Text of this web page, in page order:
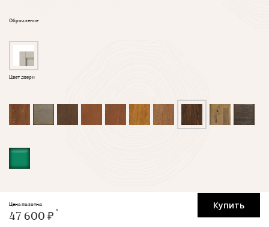
Обрамление
Цвет двери
Купить
Цена полотна:
47 600 ₽